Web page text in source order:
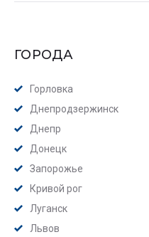
ГОРОДА
Горловка
Днепродзержинск
Днепр
Донецк
Запорожье
Кривой рог
Луганск
Львов